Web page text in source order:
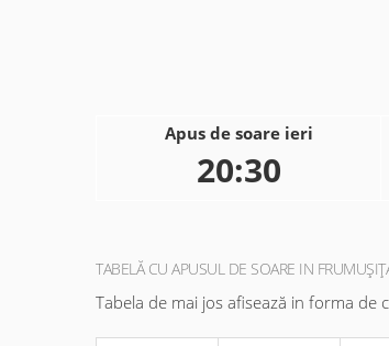
Apus de soare ieri
20:30
TABELĂ CU APUSUL DE SOARE IN
Tabela de mai jos afisează in forma